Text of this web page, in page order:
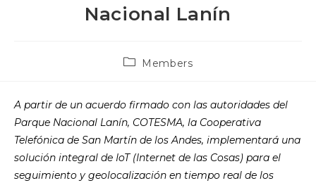
Nacional Lanín
PostMembers
A partir de un acuerdo firmado con las autoridades del
Parque Nacional Lanín, COTESMA, la Cooperativa
Telefónica de San Martín de los Andes, implementará una
solución integral de IoT (Internet de las Cosas) para el
seguimiento y geolocalización en tiempo real de los